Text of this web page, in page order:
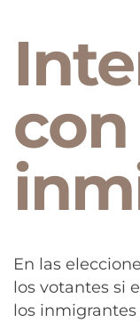
con
En las
los votantes si
los